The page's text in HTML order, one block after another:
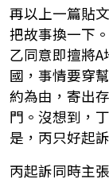
再以上一篇貼
把故事換一下
乙同意即擅將
國，事情要穿
約為由，寄出
門。沒想到，
是，丙只好起
丙起訴同時主